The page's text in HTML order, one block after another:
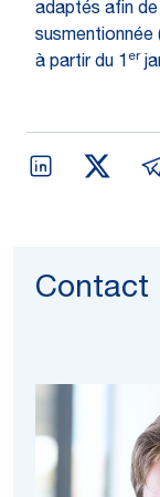
adaptés afin de
susmentionnée
à partir du 1 er
Contact